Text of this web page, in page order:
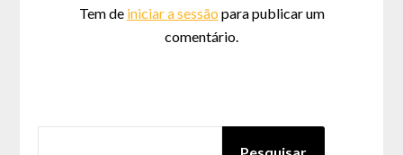
Tem de iniciar a sessão para publicar um
comentário.